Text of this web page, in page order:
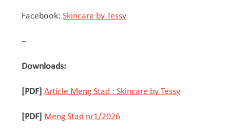
Facebook: Skincare by Tessy
–
Downloads:
[PDF] Article Meng Stad : Skincare by Tessy
[PDF] Meng Stad nr1/2026